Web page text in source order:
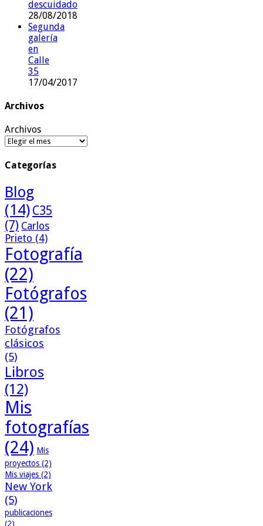
descuidado
28/08/2018
Segunda
galería
en
Calle
35
17/04/2017
Archivos
Archivos
Categorías
Blog
(14) C35
(7) Carlos
Prieto (4)
Fotografía
(22)
Fotógrafos
(21)
Fotógrafos
clásicos
(5)
Libros
(12)
Mis
fotografías
(24) Mis
proyectos (2)
Mis viajes (2)
New York
(5)
publicaciones
(2)